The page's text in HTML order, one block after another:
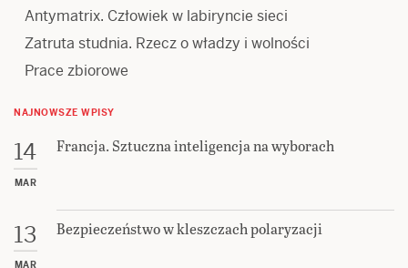
Antymatrix. Człowiek w labiryncie sieci
Zatruta studnia. Rzecz o władzy i wolności
Prace zbiorowe
NAJNOWSZE WPISY
14
MAR
Francja. Sztuczna inteligencja na wyborach
13
MAR
Bezpieczeństwo w kleszczach polaryzacji